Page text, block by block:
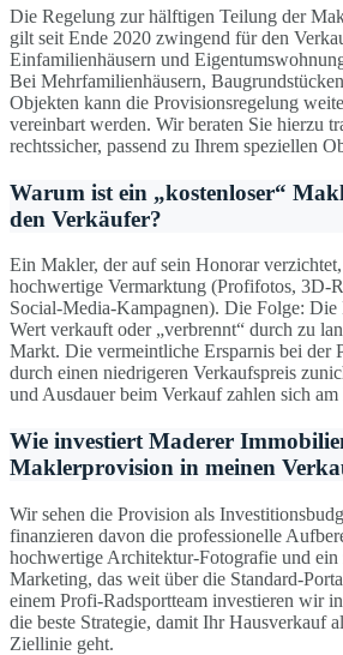
Die Regelung zur hälftigen Teilung der
gilt seit Ende 2020 zwingend für den
Einfamilienhäusern und
Bei Mehrfamilienhäusern,
Objekten kann die Provisionsregelung
vereinbart werden. Wir beraten Sie hierzu
rechtssicher, passend zu Ihrem speziellen
Warum ist ein „kostenloser“
den Verkäufer?
Ein Makler, der auf sein Honorar
hochwertige Vermarktung (Profifotos, 3D-
Social-Media-Kampagnen). Die Folge:
Wert verkauft oder „verbrennt“ durch zu
Markt. Die vermeintliche Ersparnis bei der
durch einen niedrigeren Verkaufspreis
und Ausdauer beim Verkauf zahlen sich am
Wie investiert Maderer
Maklerprovision in meinen
Wir sehen die Provision als
finanzieren davon die professionelle
hochwertige Architektur-Fotografie und ein
Marketing, das weit über die Standard-
einem Profi-Radsportteam investieren wir
die beste Strategie, damit Ihr Hausverkauf
Ziellinie geht.